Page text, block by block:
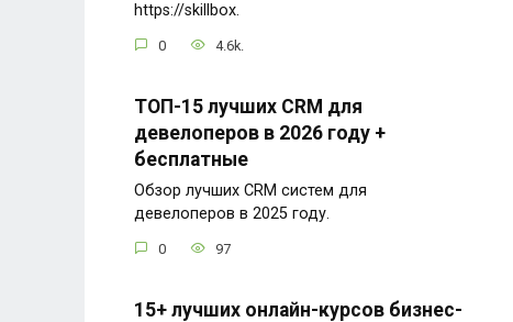
https://skillbox.
0 4.6k.
ТОП-15 лучших CRM для
девелоперов в 2026 году +
бесплатные
Обзор лучших CRM систем для
девелоперов в 2025 году.
0 97
15+ лучших онлайн-курсов бизнес-